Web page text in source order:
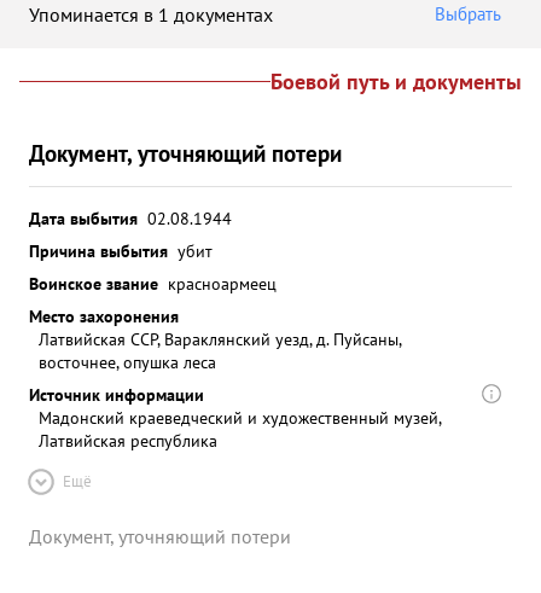
Упоминается в 1 документах Выбрать
Боевой путь и документы
Документ, уточняющий потери
Дата выбытия 02.08.1944
Причина выбытия убит
Воинское звание красноармеец
Место захоронения
Латвийская ССР, Вараклянский уезд, д. Пуйсаны,
восточнее, опушка леса
Источник информации
Мадонский краеведческий и художественный музей,
Латвийская республика
Ещё
Документ, уточняющий потери